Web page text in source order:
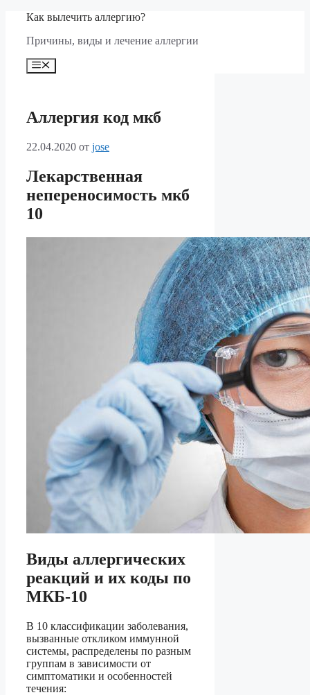
Перейти
содержимому
Как вылечить аллергию?
Причины, виды и лечение аллергии
Меню
Аллергия код мкб
22.04.2020 от jose
Лекарственная
непереносимость мкб
10
Виды аллергических
реакций и их коды по
МКБ-10
В 10 классификации заболевания,
вызванные откликом иммунной
системы, распределены по разным
группам в зависимости от
симптоматики и особенностей
течения: